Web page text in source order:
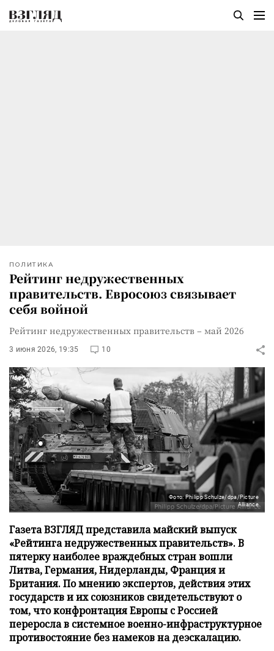
ПОЛИТИКА
Рейтинг недружественных
правительств. Евросоюз связывает
себя войной
Рейтинг недружественных правительств – май 2026
3 июня 2026, 19:35 10
Фото: Philipp Schulze/dpa/Picture
Alliance
Газета ВЗГЛЯД представила майский выпуск
«Рейтинга недружественных правительств». В
пятерку наиболее враждебных стран вошли
Литва, Германия, Нидерланды, Франция и
Британия. По мнению экспертов, действия этих
государств и их союзников свидетельствуют о
том, что конфронтация Европы с Россией
переросла в системное военно-инфраструктурное
противостояние без намеков на деэскалацию.